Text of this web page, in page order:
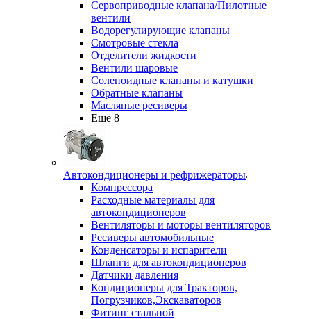
Сервоприводные клапана/Пилотные
вентили
Водорегулирующие клапаны
Смотровые стекла
Отделители жидкости
Вентили шаровые
Соленоидные клапаны и катушки
Обратные клапаны
Масляные ресиверы
Ещё 8
Автокондиционеры и рефрижераторы
Компрессора
Расходные материалы для
автокондиционеров
Вентиляторы и моторы вентиляторов
Ресиверы автомобильные
Конденсаторы и испарители
Шланги для автокондиционеров
Датчики давления
Кондиционеры для Тракторов,
Погрузчиков,Экскаваторов
Фитинг стальной